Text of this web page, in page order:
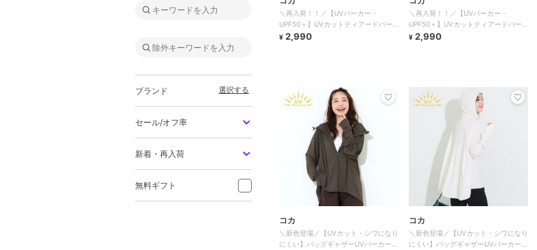
ブランド 選択する
セール/オフ率
新着・再入荷
無料ギフト
＼再入荷！！／【UVパーカー・
UPF50＋】UVカットティアードパー
カー 全4色
¥ 2,990
＼再入荷！！／【UVパーカー・
UPF50＋】UVカットティアードパー
カー 全4色
¥ 2,990
コカ
＼新色登場／【UVカット・シワになり
にくい】バッグギャザーUVパーカー
コカ
＼新色登場／【UVカット・シワになり
にくい】バッグギャザーUVパーカー